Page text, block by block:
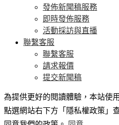
發佈新聞稿服務
即時發佈服務
活動採訪與直播
聯繫客服
聯繫客服
請求報價
提交新聞稿
為提供更好的閱讀體驗，本站使
點選網站右下方「隱私權政策」